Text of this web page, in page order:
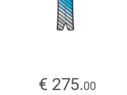
€ 275.00